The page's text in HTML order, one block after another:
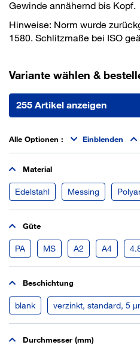
Gewinde annähernd bis Kopf.
Hinweise: Norm wurde
1580. Schlitzmaße bei ISO
Variante wählen &
255 Artikel anzeigen
Alle Optionen : Einblenden
Material
Edelstahl Messing
Güte
PA MS A2 A4
Beschichtung
blank verzinkt, standard, 5
Durchmesser (mm)